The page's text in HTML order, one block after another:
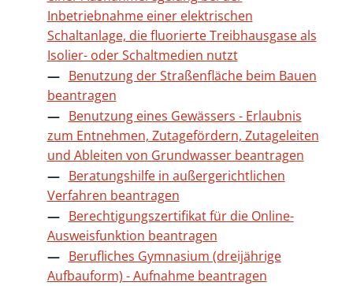
Inbetriebnahme einer elektrischen
Schaltanlage, die fluorierte Treibhausgase als
Isolier- oder Schaltmedien nutzt
Benutzung der Straßenfläche beim Bauen
beantragen
Benutzung eines Gewässers - Erlaubnis
zum Entnehmen, Zutagefördern, Zutageleiten
und Ableiten von Grundwasser beantragen
Beratungshilfe in außergerichtlichen
Verfahren beantragen
Berechtigungszertifikat für die Online-
Ausweisfunktion beantragen
Berufliches Gymnasium (dreijährige
Aufbauform) - Aufnahme beantragen